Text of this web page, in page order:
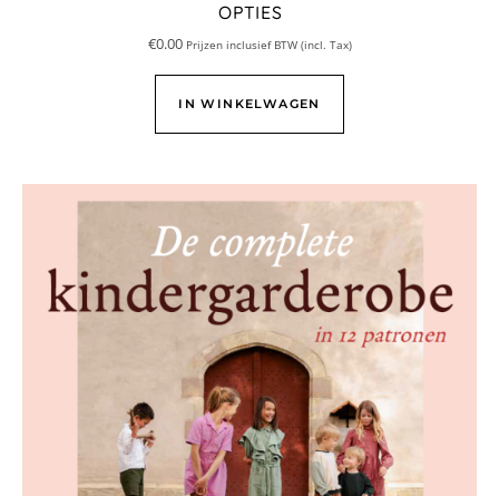
OPTIES
€0.00 Prijzen inclusief BTW (incl. Tax)
IN WINKELWAGEN